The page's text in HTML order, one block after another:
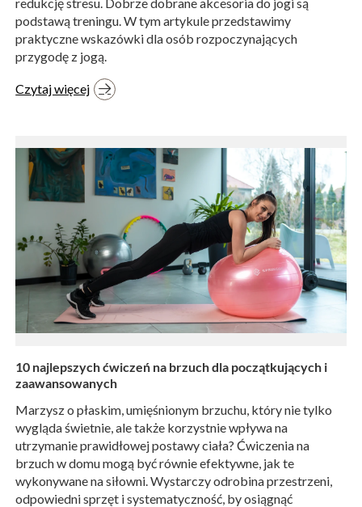
podstawą treningu. W tym artykule przedstawimy
praktyczne wskazówki dla osób rozpoczynających
przygodę z jogą.
Czytaj więcej
10 najlepszych ćwiczeń na brzuch dla początkujących i
zaawansowanych
Marzysz o płaskim, umięśnionym brzuchu, który nie tylko
wygląda świetnie, ale także korzystnie wpływa na
utrzymanie prawidłowej postawy ciała? Ćwiczenia na
brzuch w domu mogą być równie efektywne, jak te
wykonywane na siłowni. Wystarczy odrobina przestrzeni,
odpowiedni sprzęt i systematyczność, by osiągnąć